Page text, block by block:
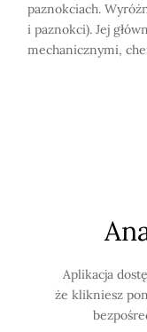
paznokciach.
i paznokci). Jej
mechanicznymi,
Aplikacja
że klikniesz